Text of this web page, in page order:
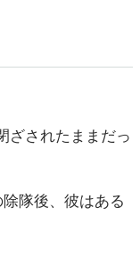
ざされたままだっ
隊後、彼はある